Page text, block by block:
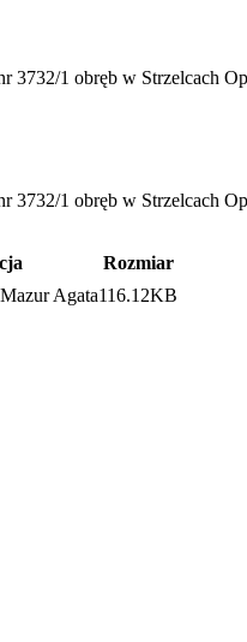
3732/1 obręb w Strzelcach
3732/1 obręb w Strzelcach
Rozmiar
Mazur Agata116.12KB